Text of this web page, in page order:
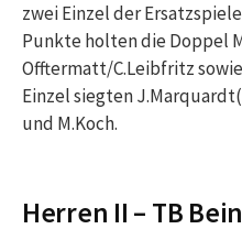
zwei Einzel der
Punkte holten die Doppel
Offtermatt/C.Leibfritz
Einzel siegten
und M.Koch.
Herren II – TB